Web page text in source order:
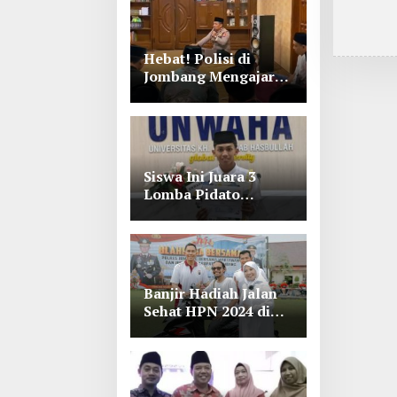
Hebat! Polisi di
Jombang Mengajar
Para Santri Mengaji
Siswa Ini Juara 3
Lomba Pidato
Bahasa Arab se Jawa
Timur-Bali di
Unwaha Jombang
Banjir Hadiah Jalan
Sehat HPN 2024 di
Polres Jombang,
Lihat Tuh Wartawan
Dapat Motor